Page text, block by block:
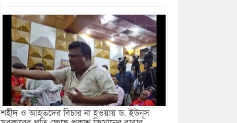
শহীদ ও আহতদের বিচার না হওয়ায় ড. ইউনূস